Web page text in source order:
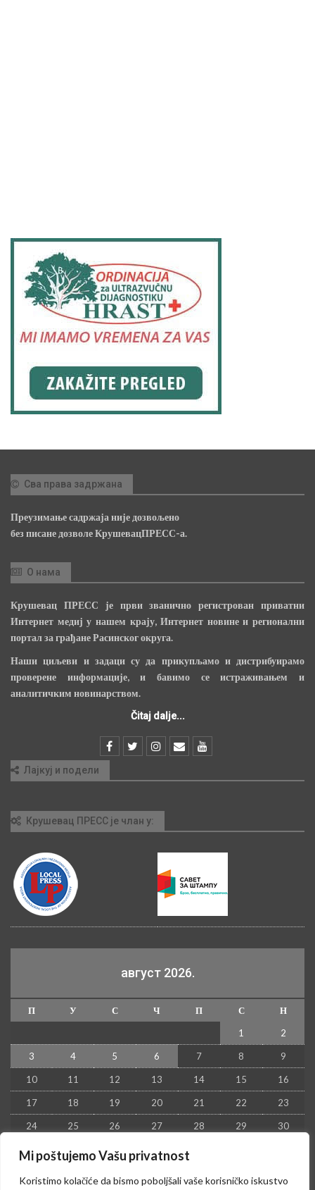
Mi poštujemo Vašu privatnost
Koristimo kolačiće da bismo poboljšali vaše korisničko iskustvo
Сва права задржана
Преузимање садржаја није дозвољено
без писане дозволе КрушевацПРЕСС-а.
О нама
Крушевац ПРЕСС је први званично регистрован приватни
Интернет медиј у нашем крају, Интернет новине и регионални
портал за грађане Расинског округа.
Наши циљеви и задаци су да прикупљамо и дистрибуирамо
проверене информације, и бавимо се истраживањем и
аналитичким новинарством.
Čitaj dalje...
Лајкуј и подели
Крушевац ПРЕСС је члан у:
август 2026.
П У С Ч П С
Н
1
2
3 4 5 6 7 8 9
10 11 12 13 14 15 16
17 18 19 20 21 22 23
24 25 26 27 28 29 30
31